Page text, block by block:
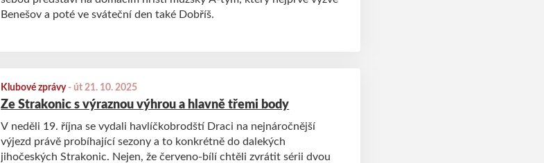
Benešov a poté ve sváteční den také Dobříš.
Klubové zprávy-út 21. 10. 2025
Ze Strakonic s výraznou výhrou a hlavně třemi body
V neděli 19. října se vydali havlíčkobrodští Draci na nejnáročnější
výjezd právě probíhající sezony a to konkrétně do dalekých
jihočeských Strakonic. Nejen, že červeno-bílí chtěli zvrátit sérii dvou